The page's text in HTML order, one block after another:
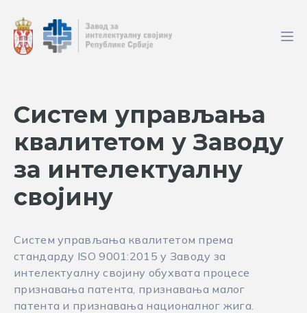
Систем управљања
квалитетом у Заводу
за интелектуалну
својину
Систем управљања квалитетом према
стандарду ISO 9001:2015 у Заводу за
интелектуалну својину обухвата процесе
признавања патента, признавања малог
патента и признавања националног жига.